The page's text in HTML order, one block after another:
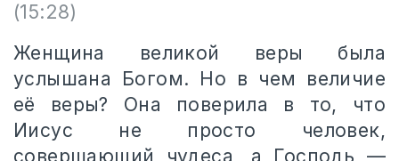
(15:28)
Женщина великой веры была
услышана Богом. Но в чем величие
её веры? Она поверила в то, что
Иисус не просто человек,
совершающий чудеса, а Господь —